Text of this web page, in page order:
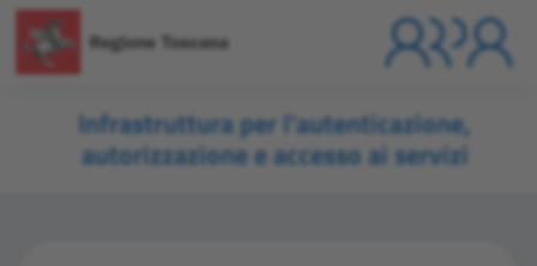
Infrastruttura per l'autenticazione,
autorizzazione e accesso ai servizi